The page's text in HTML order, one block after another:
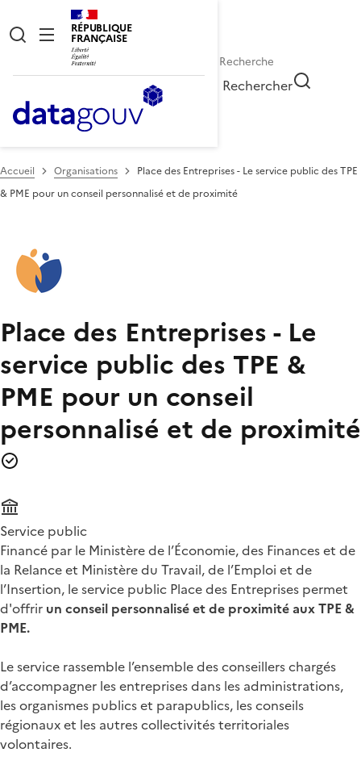
RÉPUBLIQUE
FRANÇAISE
Rechercher
Accueil Organisations
Place des Entreprises - Le service public des TPE
& PME pour un conseil personnalisé et de proximité
Place des Entreprises - Le
service public des TPE &
PME pour un conseil
personnalisé et de proximité
Service public
Financé par le Ministère de l’Économie, des Finances et de
la Relance et Ministère du Travail, de l’Emploi et de
l’Insertion, le service public Place des Entreprises permet
d'offrir un conseil personnalisé et de proximité aux TPE &
PME.
Le service rassemble l’ensemble des conseillers chargés
d’accompagner les entreprises dans les administrations,
les organismes publics et parapublics, les conseils
régionaux et les autres collectivités territoriales
volontaires.